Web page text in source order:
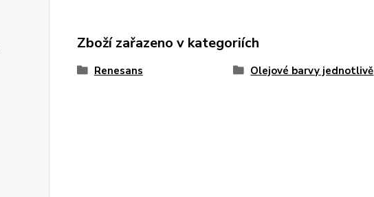
Zboží zařazeno v kategoriích
Renesans Olejové barvy jednotlivě